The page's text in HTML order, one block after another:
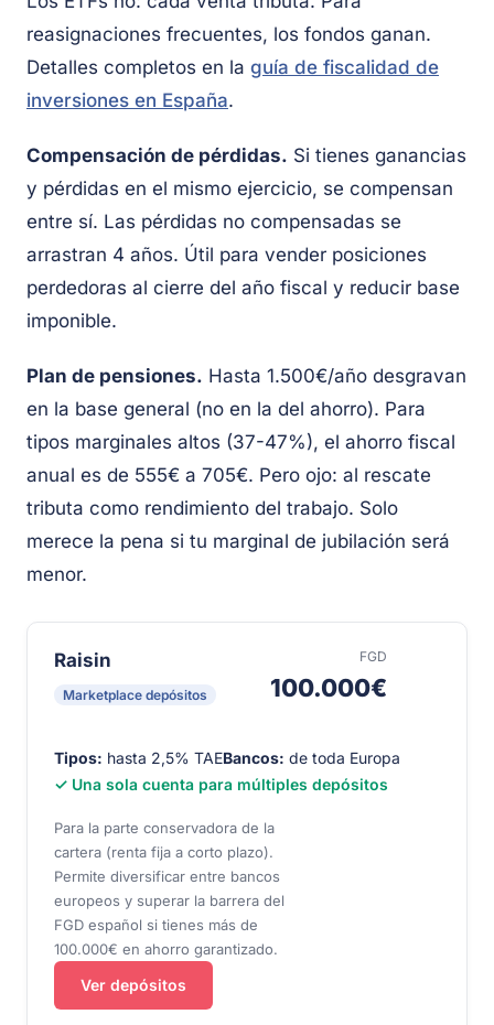
reasignaciones frecuentes, los fondos ganan.
Detalles completos en la guía de fiscalidad de
inversiones en España.
Compensación de pérdidas. Si tienes ganancias
y pérdidas en el mismo ejercicio, se compensan
entre sí. Las pérdidas no compensadas se
arrastran 4 años. Útil para vender posiciones
perdedoras al cierre del año fiscal y reducir base
imponible.
Plan de pensiones. Hasta 1.500€/año desgravan
en la base general (no en la del ahorro). Para
tipos marginales altos (37-47%), el ahorro fiscal
anual es de 555€ a 705€. Pero ojo: al rescate
tributa como rendimiento del trabajo. Solo
merece la pena si tu marginal de jubilación será
menor.
Raisin
Marketplace depósitos
FGD
100.000€
Tipos: hasta 2,5% TAEBancos: de toda Europa
✓ Una sola cuenta para múltiples depósitos
Para la parte conservadora de la
cartera (renta fija a corto plazo).
Permite diversificar entre bancos
europeos y superar la barrera del
FGD español si tienes más de
100.000€ en ahorro garantizado.
Ver depósitos